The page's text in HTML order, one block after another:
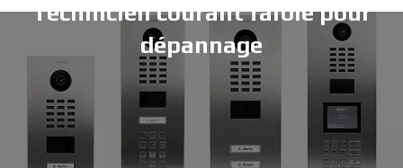
Technicien courant faible pour
dépannage